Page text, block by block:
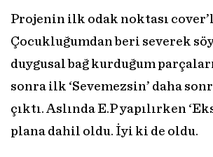
Projenin ilk odak noktası
Çocukluğumdan beri severek
duygusal bağ kurduğum
sonra ilk ‘Sevemezsin’ daha
çıktı. Aslında E.P yapılırken
plana dahil oldu. İyi ki de oldu.